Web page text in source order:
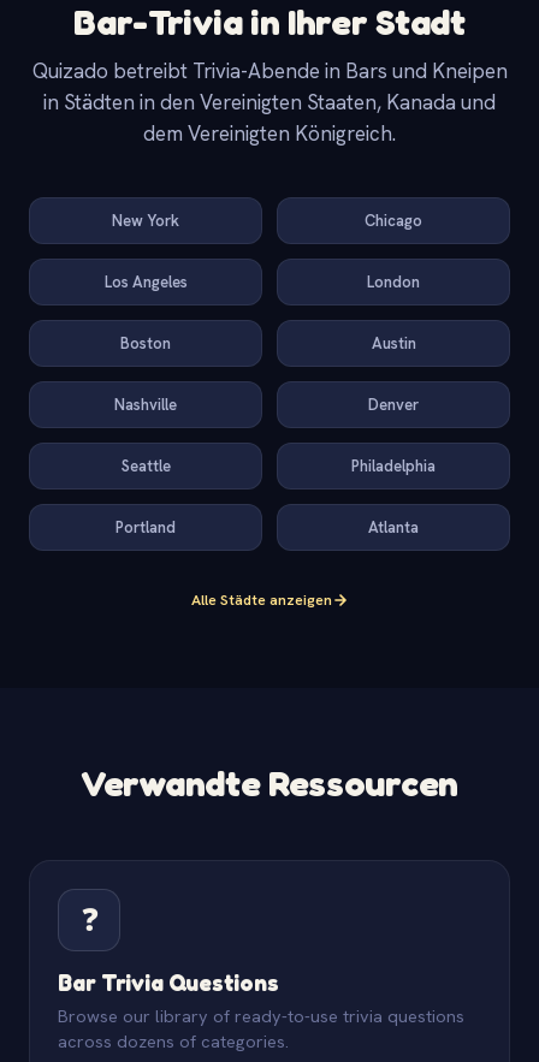
Bar-Trivia in Ihrer Stadt
Quizado betreibt Trivia-Abende in Bars und Kneipen
in Städten in den Vereinigten Staaten, Kanada und
dem Vereinigten Königreich.
New York Chicago
Los Angeles London
Boston Austin
Nashville Denver
Seattle Philadelphia
Portland Atlanta
Alle Städte anzeigen
Verwandte Ressourcen
❓
Bar Trivia Questions
Browse our library of ready-to-use trivia questions
across dozens of categories.